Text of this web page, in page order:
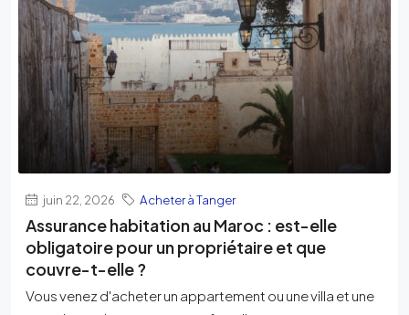
juin 22, 2026 Acheter à Tanger
Assurance habitation au Maroc : est-elle
obligatoire pour un propriétaire et que
couvre-t-elle ?
Vous venez d'acheter un appartement ou une villa et une